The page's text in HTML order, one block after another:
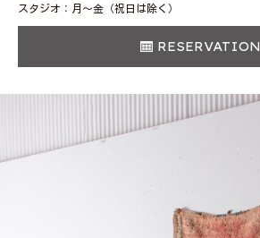
スタジオ：月〜金（祝日は除く）
RESERVATION